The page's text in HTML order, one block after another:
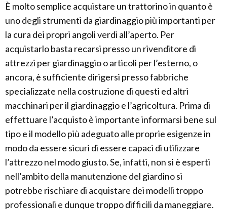
È molto semplice acquistare un trattorino in quanto è
uno degli strumenti da giardinaggio più importanti per
la cura dei propri angoli verdi all’aperto. Per
acquistarlo basta recarsi presso un rivenditore di
attrezzi per giardinaggio o articoli per l’esterno, o
ancora, è sufficiente dirigersi presso fabbriche
specializzate nella costruzione di questi ed altri
macchinari per il giardinaggio e l’agricoltura. Prima di
effettuare l’acquisto è importante informarsi bene sul
tipo e il modello più adeguato alle proprie esigenze in
modo da essere sicuri di essere capaci di utilizzare
l’attrezzo nel modo giusto. Se, infatti, non si è esperti
nell’ambito della manutenzione del giardino si
potrebbe rischiare di acquistare dei modelli troppo
professionali e dunque troppo difficili da maneggiare.